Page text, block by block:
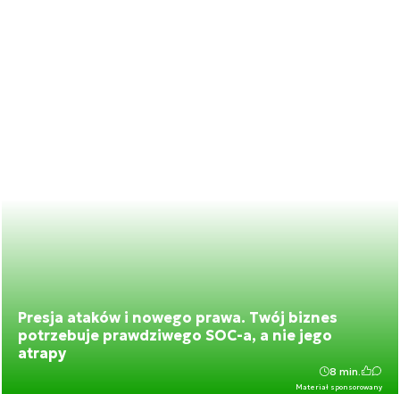
Presja ataków i nowego prawa. Twój biznes
potrzebuje prawdziwego SOC-a, a nie jego
atrapy
Materiał sponsorowany
8 min.